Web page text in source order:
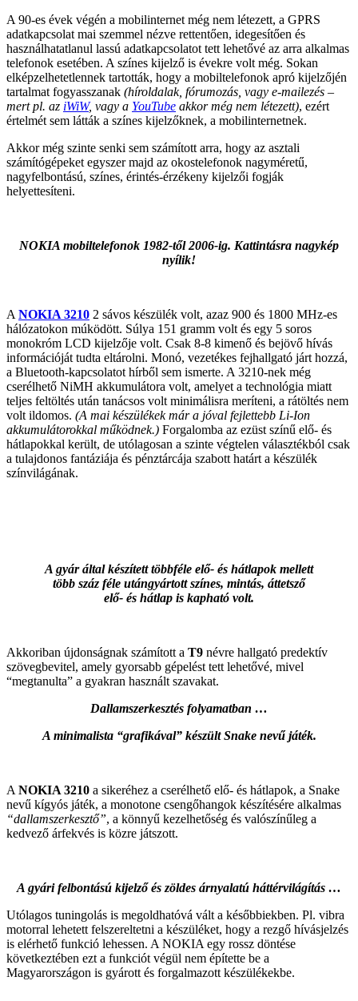
A 90-es évek végén a mobilinternet még nem létezett, a GPRS
adatkapcsolat mai szemmel nézve rettentően, idegesítően és
használhatatlanul lassú adatkapcsolatot tett lehetővé az arra alkalmas
telefonok esetében. A színes kijelző is évekre volt még. Sokan
elképzelhetetlennek tartották, hogy a mobiltelefonok apró kijelzőjén
tartalmat fogyasszanak (híroldalak, fórumozás, vagy e-mailezés –
mert pl. az iWiW, vagy a YouTube akkor még nem létezett), ezért
értelmét sem látták a színes kijelzőknek, a mobilinternetnek.
Akkor még szinte senki sem számított arra, hogy az asztali
számítógépeket egyszer majd az okostelefonok nagyméretű,
nagyfelbontású, színes, érintés-érzékeny kijelzői fogják
helyettesíteni.
NOKIA mobiltelefonok 1982-től 2006-ig. Kattintásra nagykép
nyílik!
A NOKIA 3210 2 sávos készülék volt, azaz 900 és 1800 MHz-es
hálózatokon múködött. Súlya 151 gramm volt és egy 5 soros
monokróm LCD kijelzője volt. Csak 8-8 kimenő és bejövő hívás
információját tudta eltárolni. Monó, vezetékes fejhallgató járt hozzá,
a Bluetooth-kapcsolatot hírből sem ismerte. A 3210-nek még
cserélhető NiMH akkumulátora volt, amelyet a technológia miatt
teljes feltöltés után tanácsos volt minimálisra meríteni, a rátöltés nem
volt ildomos. (A mai készülékek már a jóval fejlettebb Li-Ion
akkumulátorokkal működnek.) Forgalomba az ezüst színű elő- és
hátlapokkal került, de utólagosan a szinte végtelen választékból csak
a tulajdonos fantáziája és pénztárcája szabott határt a készülék
színvilágának.
A gyár által készített többféle elő- és hátlapok mellett
több száz féle utángyártott színes, mintás, áttetsző
elő- és hátlap is kapható volt.
Akkoriban újdonságnak számított a T9 névre hallgató predektív
szövegbevitel, amely gyorsabb gépelést tett lehetővé, mivel
“megtanulta” a gyakran használt szavakat.
Dallamszerkesztés folyamatban …
A minimalista “grafikával” készült Snake nevű játék.
A NOKIA 3210 a sikeréhez a cserélhető elő- és hátlapok, a Snake
nevű kígyós játék, a monotone csengőhangok készítésére alkalmas
“dallamszerkesztő”, a könnyű kezelhetőség és valószínűleg a
kedvező árfekvés is közre játszott.
A gyári felbontású kijelző és zöldes árnyalatú háttérvilágítás …
Utólagos tuningolás is megoldhatóvá vált a későbbiekben. Pl. vibra
motorral lehetett felszereltetni a készüléket, hogy a rezgő hívásjelzés
is elérhető funkció lehessen. A NOKIA egy rossz döntése
következtében ezt a funkciót végül nem építette be a
Magyarországon is gyárott és forgalmazott készülékekbe.